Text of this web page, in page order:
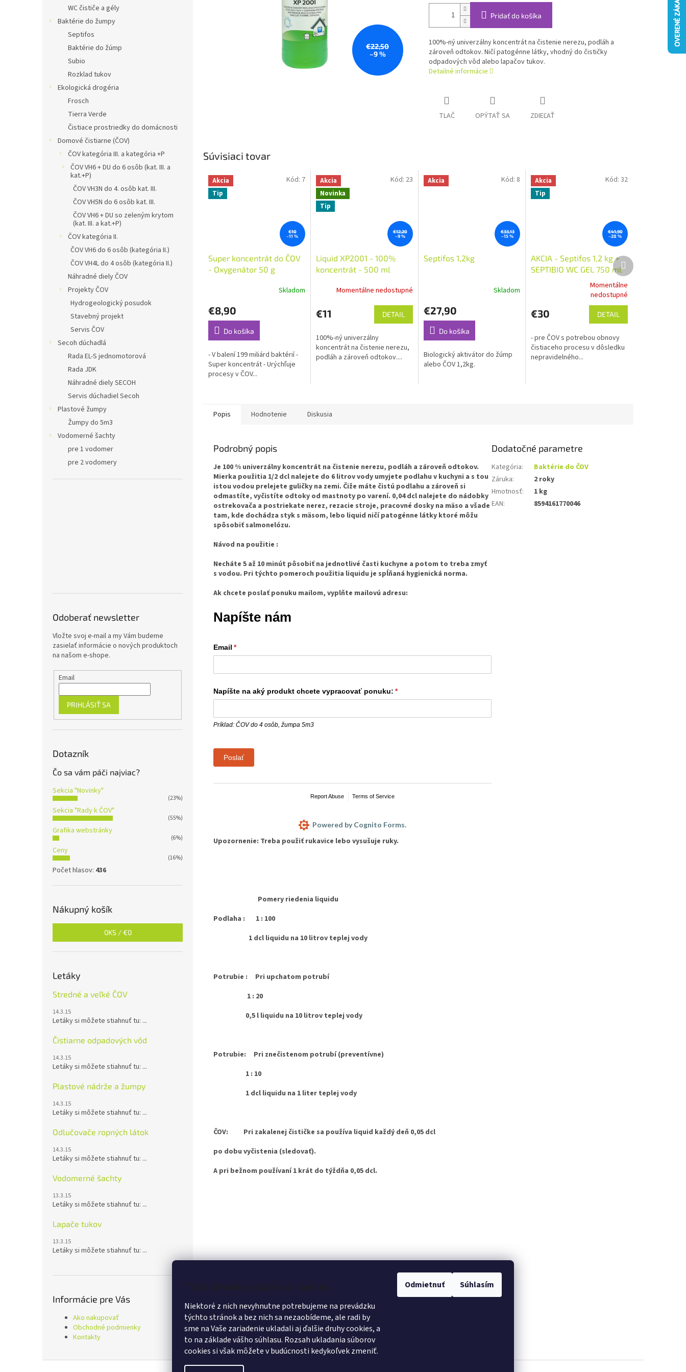
Tieto stránky používajú cookies
Niektoré z nich nevyhnutne potrebujeme na prevádzku
týchto stránok a bez nich sa nezaobídeme, ale radi by
sme na Vaše zariadenie ukladali aj ďalšie druhy cookies, a
to na základe vášho súhlasu. Rozsah ukladania súborov
cookies si však môžete v budúcnosti kedykoľvek zmeniť.
Odmietnuť Súhlasím
WC čističe a gély
Baktérie do žumpy
Septifos
Baktérie do žúmp
Subio
Rozklad tukov
Ekologická drogéria
Frosch
Tierra Verde
Čistiace prostriedky do domácnosti
Domové čistiarne (ČOV)
ČOV kategória III. a kategória +P
ČOV VH6 + DU do 6 osôb (kat. III. a
kat.+P)
ČOV VH3N do 4. osôb kat. III.
ČOV VH5N do 6 osôb kat. III.
ČOV VH6 + DU so zeleným krytom
(kat. III. a kat.+P)
ČOV kategória II.
ČOV VH6 do 6 osôb (kategória II.)
ČOV VH4L do 4 osôb (kategória II.)
Náhradné diely ČOV
Projekty ČOV
Hydrogeologický posudok
Stavebný projekt
Servis ČOV
Secoh dúchadlá
Rada EL-S jednomotorová
Rada JDK
Náhradné diely SECOH
Servis dúchadiel Secoh
Plastové žumpy
Žumpy do 5m3
Vodomerné šachty
pre 1 vodomer
pre 2 vodomery
Odoberať newsletter
Vložte svoj e-mail a my Vám budeme
zasielať informácie o nových produktoch
na našom e-shope.
Email
PRIHLÁSIŤ SA
Dotazník
Čo sa vám páči najviac?
Sekcia "Novinky"
(23%)
Sekcia "Rady k ČOV"
(55%)
Grafika webstránky
(6%)
Ceny
(16%)
Počet hlasov: 436
Nákupný košík
0KS /€0
Letáky
Stredné a veľké ČOV
14.3.15
Letáky si môžete stiahnuť tu: ...
Čistiarne odpadových vôd
14.3.15
Letáky si môžete stiahnuť tu: ...
Plastové nádrže a žumpy
14.3.15
Letáky si môžete stiahnuť tu: ...
Odlučovače ropných látok
14.3.15
Letáky si môžete stiahnuť tu: ...
Vodomerné šachty
13.3.15
Letáky si môžete stiahnuť tu: ...
Lapače tukov
13.3.15
Letáky si môžete stiahnuť tu: ...
Informácie pre Vás
Ako nakupovať
Obchodné podmienky
Kontakty
€22,50
–9 %
Pridať do košíka
100%-ný univerzálny koncentrát na čistenie nerezu, podláh a
zároveň odtokov. Ničí patogénne látky, vhodný do čističky
odpadových vôd alebo lapačov tukov.
Detailné informácie
TLAČ OPÝTAŤ SA ZDIEĽAŤ
Súvisiaci tovar
Akcia
Tip
€10
–11 %
Super koncentrát do ČOV
- Oxygenátor 50 g
produktu
je
5,0
z
hviezdičiek.
Skladom
€8,90
Do košíka
- V balení 199 miliárd baktérií -
Super koncentrát - Urýchľuje
procesy v ČOV...
Kód: 7
Akcia
Novinka
Tip
€12,20
–9 %
Liquid XP2001 - 100%
koncentrát - 500 ml
Momentálne nedostupné
€11 DETAIL
100%-ný univerzálny
koncentrát na čistenie nerezu,
podláh a zároveň odtokov....
Kód: 23 Akcia
€33,13
–15 %
Septifos 1,2kg
Skladom
€27,90
Do košíka
Biologický aktivátor do žúmp
alebo ČOV 1,2kg.
Kód: 8
Akcia
Tip
€41,90
–28 %
AKCIA - Septifos 1,2 kg +
SEPTIBIO WC GEL 750 ml
produktu
je
z
5
hviezdičiek.
Momentálne
nedostupné
€30 DETAIL
- pre ČOV s potrebou obnovy
čistiaceho procesu v dôsledku
nepravidelného...
Kód: 32
Ďalší
produkt
Popis Hodnotenie Diskusia
Podrobný popis
Je 100 % univerzálny koncentrát na čistenie nerezu, podláh a zároveň odtokov.
Mierka použitia 1/2 dcl nalejete do 6 litrov vody umyjete podlahu v kuchyni a s tou
istou vodou prelejete guličky na zemi. Čiže máte čistú podlahu a zároveň si
odmastíte, vyčistíte odtoky od mastnoty po varení. 0,04 dcl nalejete do nádobky
ostrekovača a postriekate nerez, rezacie stroje, pracovné dosky na mäso a všade
tam, kde dochádza styk s mäsom, lebo liquid ničí patogénne látky ktoré môžu
spôsobiť salmonelózu.
Návod na použitie :
Necháte 5 až 10 minút pôsobiť na jednotlivé časti kuchyne a potom to treba zmyť
s vodou. Pri týchto pomeroch použitia liquidu je spĺňaná hygienická norma.
Ak chcete poslať ponuku mailom, vyplňte mailovú adresu:
Napíšte nám
Email *
(required)
Napíšte na aký produkt chcete vypracovať ponuku: *
(required)
Príklad: ČOV do 4 osôb, žumpa 5m3
Poslať
Report Abuse Terms of Service
Powered by Cognito Forms.
Upozornenie: Treba použiť rukavice lebo vysušuje ruky.
Pomery riedenia liquidu
Podlaha : 1 : 100
1 dcl liquidu na 10 litrov teplej vody
Potrubie : Pri upchatom potrubí
1 : 20
0,5 l liquidu na 10 litrov teplej vody
Potrubie: Pri znečistenom potrubí (preventívne)
1 : 10
1 dcl liquidu na 1 liter teplej vody
ČOV: Pri zakalenej čističke sa používa liquid každý deň 0,05 dcl
po dobu vyčistenia (sledovať).
A pri bežnom používaní 1 krát do týždňa 0,05 dcl.
Dodatočné parametre
Kategória:
Baktérie do ČOV
Záruka:
2 roky
Hmotnosť:
1 kg
EAN: 8594161770046